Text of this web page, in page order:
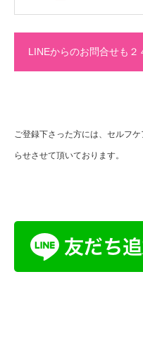
LINEからのお問合せも２
ご登録下さった方には、セルフ
らせさせて頂いております。